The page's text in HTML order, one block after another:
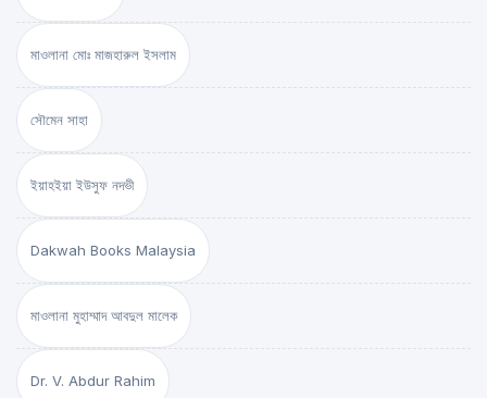
মাওলানা মোঃ মাজহারুল ইসলাম
সৌমেন সাহা
ইয়াহইয়া ইউসুফ নদভী
Dakwah Books Malaysia
মাওলানা মুহাম্মাদ আবদুল মালেক
Dr. V. Abdur Rahim